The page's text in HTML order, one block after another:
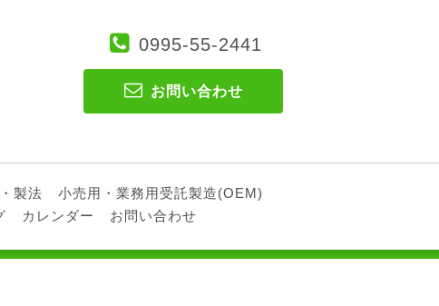
0995-55-2441
お問い合わせ
製法
小売用・業務用受託製造(OEM)
カレンダー お問い合わせ